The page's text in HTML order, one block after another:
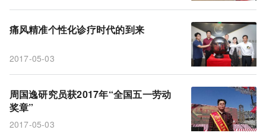
痛风精准个性化诊疗时代的到来
2017-05-03
周国逸研究员获2017年“全国五一劳动
奖章”
2017-05-03